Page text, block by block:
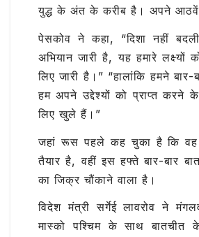
युद्ध के अंत के करीब है। अपने आठवें
पेसकोव ने कहा, “दिशा नहीं
अभियान जारी है, यह हमारे लक्ष्यों
लिए जारी है।” “हालांकि हमने बार-
हम अपने उद्देश्यों को प्राप्त करने
लिए खुले हैं।”
जहां रूस पहले कह चुका है कि वह
तैयार है, वहीं इस हफ्ते बार-बार
का जिक्र चौंकाने वाला है।
विदेश मंत्री सर्गेई लावरोव ने
मास्को पश्चिम के साथ बातचीत